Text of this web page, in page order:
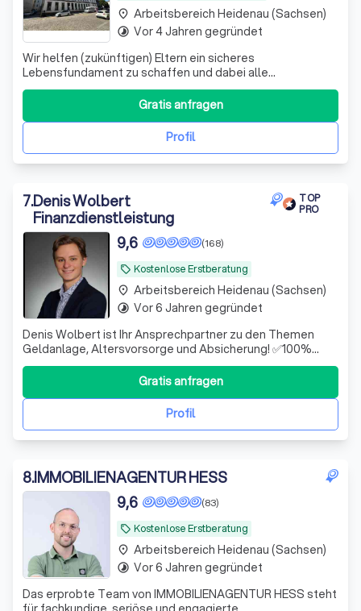
Wir helfen (zukünftigen) Eltern ein sicheres
Lebensfundament zu schaffen und dabei alle
Steuervorteile zu nutzen, die dir zustehen.
Profil
Gratis anfragen
place Arbeitsbereich Heidenau (Sachsen)
timelapse Vor 4 Jahren gegründet
7.Denis Wolbert
Finanzdienstleistung
TOP
PRO
local_offer Kostenlose Erstberatung
(168)
9,6
Denis Wolbert ist Ihr Ansprechpartner zu den Themen
Geldanlage, Altersvorsorge und Absicherung! ✅100%
unabhängig ✅Hohe Fachkompetenz ✅Digital & schnell
Profil
Gratis anfragen
place Arbeitsbereich Heidenau (Sachsen)
timelapse Vor 6 Jahren gegründet
8.IMMOBILIENAGENTUR HESS
local_offer Kostenlose Erstberatung
(83)
9,6
Das erprobte Team von IMMOBILIENAGENTUR HESS steht
place Arbeitsbereich Heidenau (Sachsen)
timelapse Vor 6 Jahren gegründet